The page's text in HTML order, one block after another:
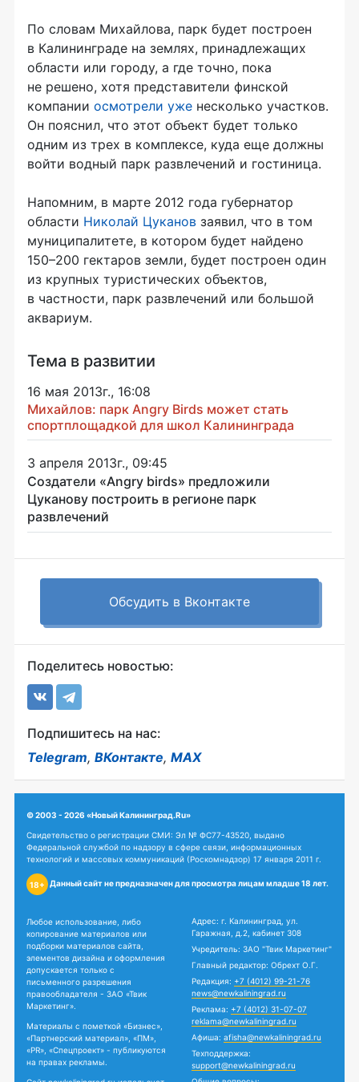
По словам Михайлова, парк будет построен
в Калининграде на землях, принадлежащих
области или городу, а где точно, пока
не решено, хотя представители финской
компании осмотрели уже несколько участков.
Он пояснил, что этот объект будет только
одним из трех в комплексе, куда еще должны
войти водный парк развлечений и гостиница.
Напомним, в марте 2012 года губернатор
области Николай Цуканов заявил, что в том
муниципалитете, в котором будет найдено
150–200 гектаров земли, будет построен один
из крупных туристических объектов,
в частности, парк развлечений или большой
аквариум.
Тема в развитии
16 мая 2013г., 16:08
Михайлов: парк Angry Birds может стать
спортплощадкой для школ Калининграда
3 апреля 2013г., 09:45
Создатели «Angry birds» предложили
Цуканову построить в регионе парк
развлечений
Обсудить в Вконтакте
Поделитесь новостью:
Подпишитесь на нас:
Telegram, ВКонтакте, MAX
© 2003 - 2026 «Новый Калининград.Ru»
Свидетельство о регистрации СМИ: Эл № ФС77-43520, выдано
Федеральной службой по надзору в сфере связи, информационных
технологий и массовых коммуникаций (Роскомнадзор) 17 января 2011 г.
18+ Данный сайт не предназначен для просмотра лицам младше 18 лет.
Любое использование, либо
копирование материалов или
подборки материалов сайта,
элементов дизайна и оформления
допускается только с
письменного разрешения
правообладателя - ЗАО «Твик
Маркетинг».
Материалы с пометкой «Бизнес»,
«Партнерский материал», «ПМ»,
«PR», «Спецпроект» - публикуются
на правах рекламы.
Адрес: г. Калининград, ул.
Гаражная, д.2, кабинет 308
Учредитель: ЗАО "Твик Маркетинг"
Главный редактор: Обрехт О.Г.
Редакция: +7 (4012) 99-21-76
news@newkaliningrad.ru
Реклама: +7 (4012) 31-07-07
reklama@newkaliningrad.ru
Афиша: afisha@newkaliningrad.ru
Техподдержка:
support@newkaliningrad.ru